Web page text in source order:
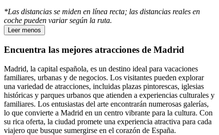
*Las distancias se miden en línea recta; las distancias reales en
coche pueden variar según la ruta.
Leer menos
Encuentra las mejores atracciones de Madrid
Madrid, la capital española, es un destino ideal para vacaciones
familiares, urbanas y de negocios. Los visitantes pueden explorar
una variedad de atracciones, incluidas plazas pintorescas, iglesias
históricas y parques urbanos que atienden a experiencias culturales y
familiares. Los entusiastas del arte encontrarán numerosas galerías,
lo que convierte a Madrid en un centro vibrante para la cultura. Con
su rica oferta, la ciudad promete una experiencia atractiva para cada
viajero que busque sumergirse en el corazón de España.